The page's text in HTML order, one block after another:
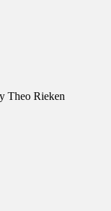
Theo Rieken